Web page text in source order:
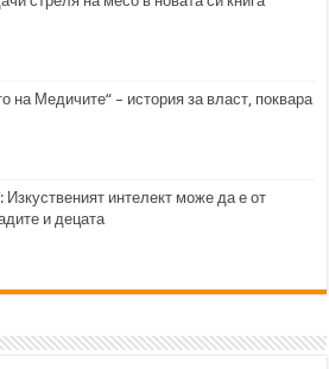
на Медичите“ – история за власт, поквара
Изкуственият интелект може да е от
и децата